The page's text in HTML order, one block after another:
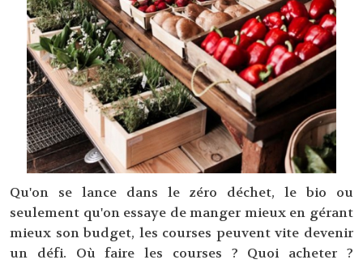
Qu'on se lance dans le zéro déchet, le bio ou
seulement qu'on essaye de manger mieux en gérant
mieux son budget, les courses peuvent vite devenir
un défi. Où faire les courses ? Quoi acheter ?